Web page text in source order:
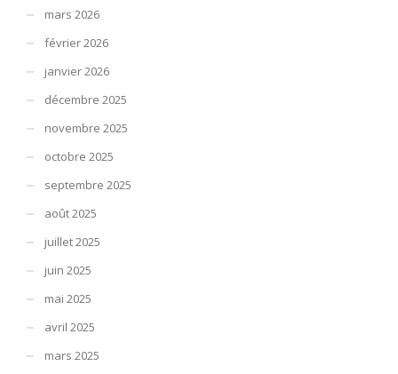
mars 2026
février 2026
janvier 2026
décembre 2025
novembre 2025
octobre 2025
septembre 2025
août 2025
juillet 2025
juin 2025
mai 2025
avril 2025
mars 2025